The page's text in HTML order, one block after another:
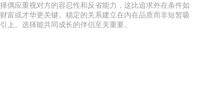
择偶应重视对方的容忍性和反省能力，这比追求外在条件如
财富或才华更关键。稳定的关系建立在内在品质而非短暂吸
引上。选择能共同成长的伴侣至关重要。